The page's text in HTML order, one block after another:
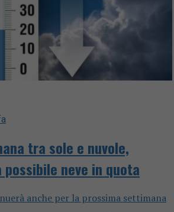
tra sole e nuvole,
possibile neve in quota
anche per la prossima settimana